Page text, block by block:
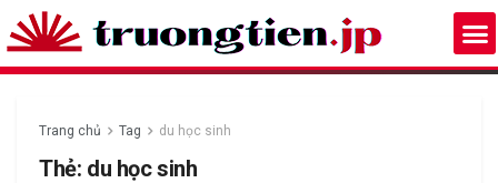
Trang chủ Tag du học sinh
Thẻ: du học sinh